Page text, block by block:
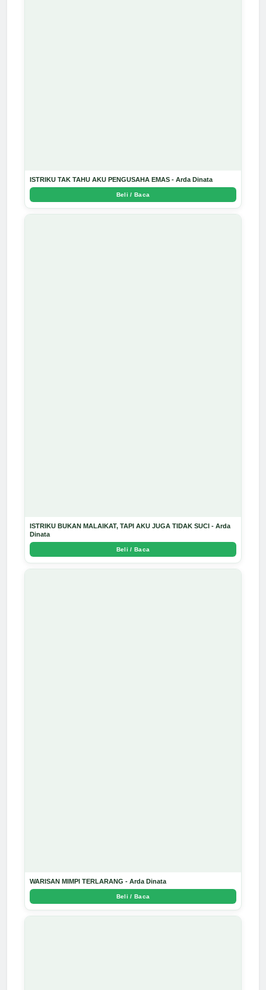
ISTRIKU TAK TAHU AKU PENGUSAHA EMAS - Arda Dinata
Beli / Baca
ISTRIKU BUKAN MALAIKAT, TAPI AKU JUGA TIDAK SUCI - Arda
Dinata
Beli / Baca
WARISAN MIMPI TERLARANG - Arda Dinata
Beli / Baca